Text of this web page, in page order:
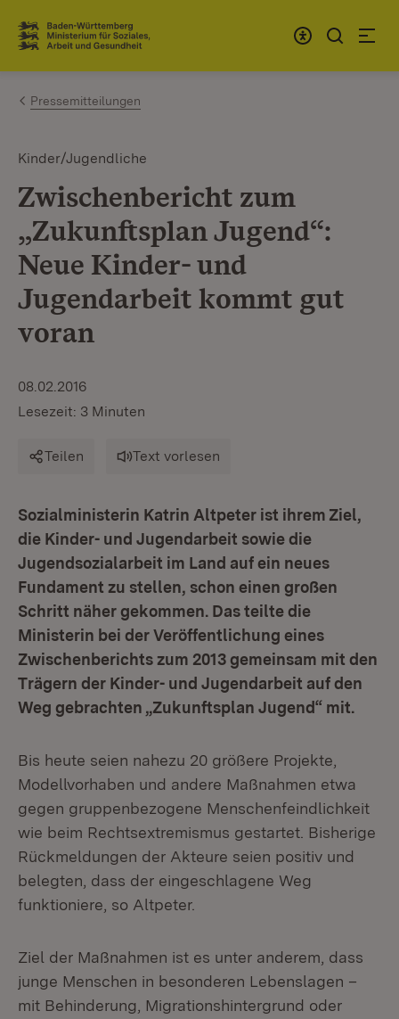
Zum Inhalt springen
Link zur Startseite
Pressemitteilungen
Kinder/Jugendliche
Zwischenbericht zum
„Zukunftsplan Jugend“:
Neue Kinder- und
Jugendarbeit kommt gut
voran
08.02.2016
Lesezeit: 3 Minuten
Teilen Text vorlesen
Sozialministerin Katrin Altpeter ist ihrem Ziel,
die Kinder- und Jugendarbeit sowie die
Jugendsozialarbeit im Land auf ein neues
Fundament zu stellen, schon einen großen
Schritt näher gekommen. Das teilte die
Ministerin bei der Veröffentlichung eines
Zwischenberichts zum 2013 gemeinsam mit den
Trägern der Kinder- und Jugendarbeit auf den
Weg gebrachten „Zukunftsplan Jugend“ mit.
Bis heute seien nahezu 20 größere Projekte,
Modellvorhaben und andere Maßnahmen etwa
gegen gruppenbezogene Menschenfeindlichkeit
wie beim Rechtsextremismus gestartet. Bisherige
Rückmeldungen der Akteure seien positiv und
belegten, dass der eingeschlagene Weg
funktioniere, so Altpeter.
Ziel der Maßnahmen ist es unter anderem, dass
junge Menschen in besonderen Lebenslagen –
mit Behinderung, Migrationshintergrund oder